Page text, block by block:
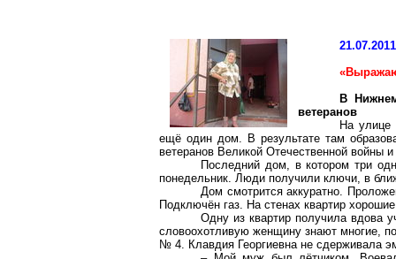
21.07.2011
В
ветеранов
На улице
ещё один дом. В результате там
ветеранов Великой Отечественной войны
Последний дом, в котором три
понедельник. Люди получили ключи, в
Дом смотрится аккуратно.
Подключён газ. На стенах квартир
Одну из квартир получила вдова
словоохотливую женщину знают многие,
№ 4. Клавдия Георгиевна не сдерживала